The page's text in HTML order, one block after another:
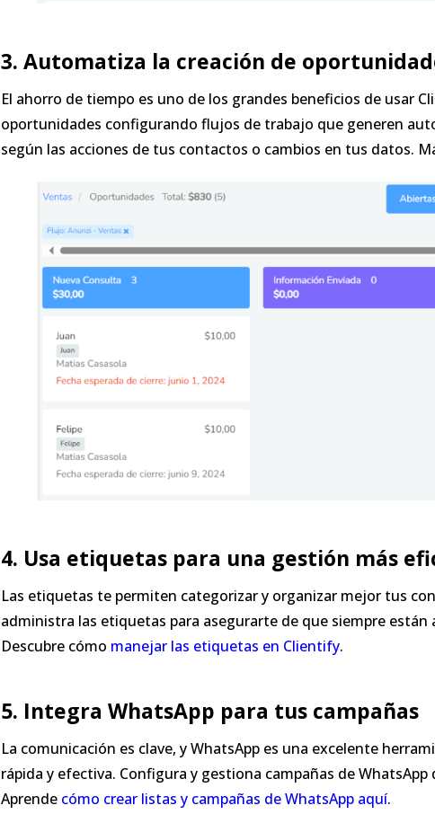
3. Automatiza la creación de
El ahorro de tiempo es uno de los grandes beneficios de usar
oportunidades configurando flujos de trabajo que generen
según las acciones de tus contactos o cambios en tus datos.
4. Usa etiquetas para una gestión más
Las etiquetas te permiten categorizar y organizar mejor tus
administra las etiquetas para asegurarte de que siempre están
Descubre cómo manejar las etiquetas en Clientify.
5. Integra WhatsApp para tus campañas
La comunicación es clave, y WhatsApp es una excelente
rápida y efectiva. Configura y gestiona campañas de
Aprende cómo crear listas y campañas de WhatsApp aquí.